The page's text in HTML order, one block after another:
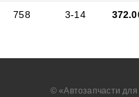
758 3-14
© «Aвтозапчасти